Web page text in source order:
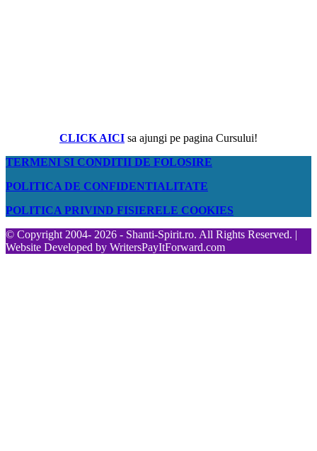
CLICK AICI sa ajungi pe pagina Cursului!
TERMENI SI CONDITII DE FOLOSIRE
POLITICA DE CONFIDENTIALITATE
POLITICA PRIVIND FISIERELE COOKIES
© Copyright 2004- 2026 - Shanti-Spirit.ro. All Rights Reserved. |
Website Developed by WritersPayItForward.com